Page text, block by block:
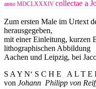
anno MDCLXXXIV collectae a
Zum ersten Male im Urtext
herausgegeben,
mit einer Einleitung, kurzen
lithographischen Abbildung
Aachen und Leipzig, bei
S A Y N‘ S C H E A L T E
von Johann Philipp von